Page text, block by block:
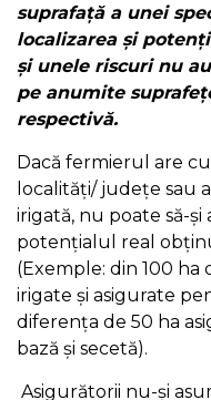
suprafață a unei
localizarea și
și unele riscuri nu
pe anumite
respectivă.
Dacă fermierul are
localități/ județe sau
irigată, nu poate să-
potențialul real
(Exemple: din 100 ha
irigate și asigurate
diferența de 50 ha
bază și secetă).
Asigurătorii nu-și